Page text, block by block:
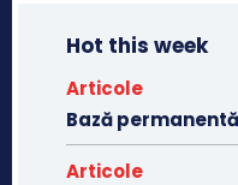
Hot this week
Articole
Bază
Articole